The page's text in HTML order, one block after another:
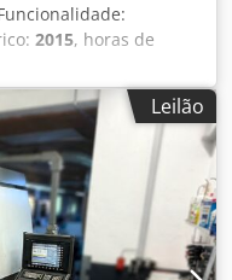
2015, horas de
veículo:
000 mm, DETALHES
4 × 4
Capacidade
Número de pessoas:
kg Força manual:
12,5 m/s Horas de
Referência
Leilão